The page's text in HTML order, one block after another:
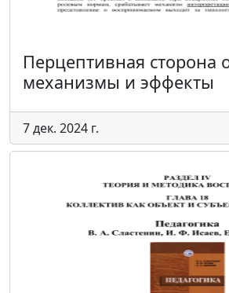
Перцептивная сторона
механизмы и эффекты
7 дек. 2024 г.